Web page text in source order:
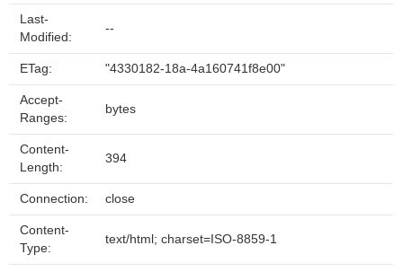
Last-
Modified:
--
ETag: "4330182-18a-4a160741f8e00"
Accept-
Ranges:
bytes
Content-
Length:
394
Connection: close
Content-
Type:
text/html; charset=ISO-8859-1